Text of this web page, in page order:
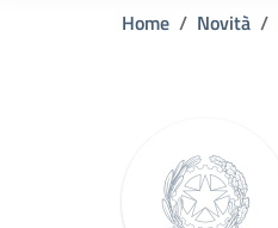
Home Novità